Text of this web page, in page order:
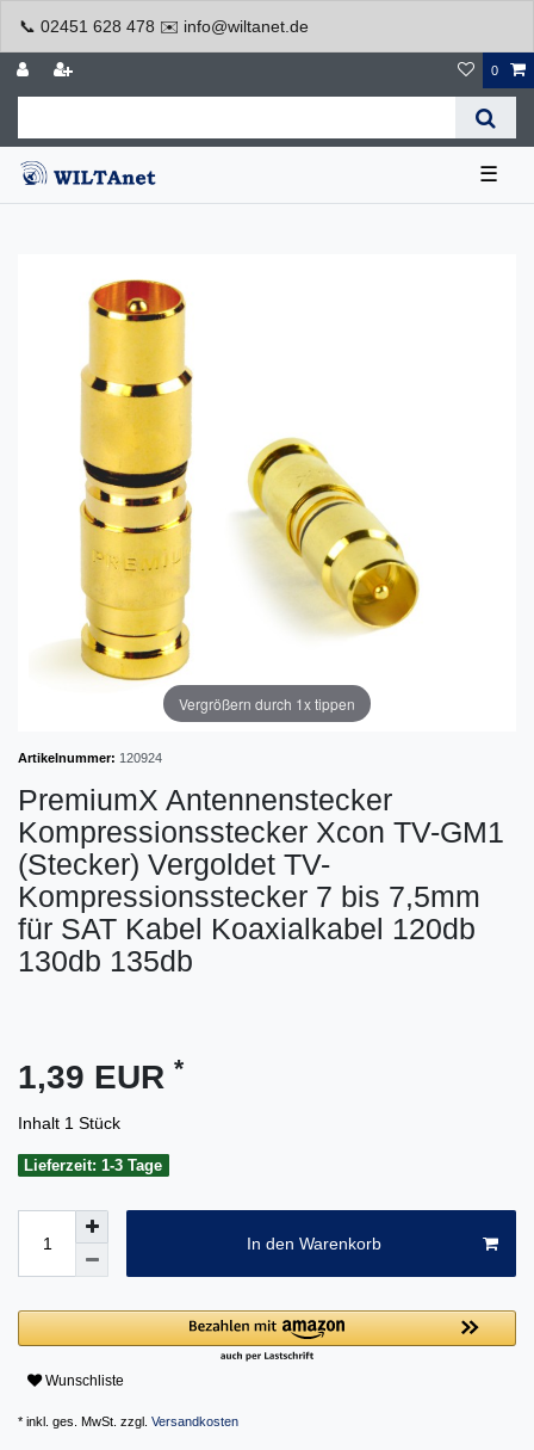
📞 02451 628 478 ✉️ info@wiltanet.de
0
☰
Vergrößern durch 1x tippen
Artikelnummer: 120924
PremiumX Antennenstecker
Kompressionsstecker Xcon TV-GM1
(Stecker) Vergoldet TV-
Kompressionsstecker 7 bis 7,5mm
für SAT Kabel Koaxialkabel 120db
130db 135db
1,39 EUR *
Inhalt 1 Stück
Lieferzeit: 1-3 Tage
In den Warenkorb
Wunschliste
* inkl. ges. MwSt. zzgl. Versandkosten